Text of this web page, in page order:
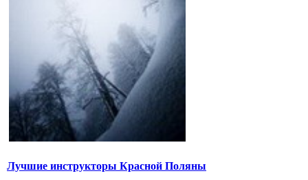
Лучшие инструкторы Красной Поляны